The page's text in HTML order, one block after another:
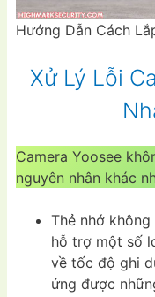
Hướng Dẫn Cách
Xử Lý Lỗi
Camera Yoosee
nguyên nhân khác
Thẻ nhớ
hỗ trợ một số
về tốc độ ghi
ứng được